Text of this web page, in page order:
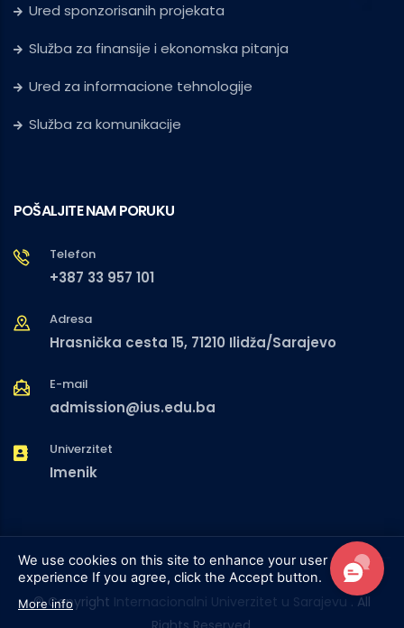
Ured sponzorisanih projekata
Služba za finansije i ekonomska pitanja
Ured za informacione tehnologije
Služba za komunikacije
POŠALJITE NAM PORUKU
Telefon
+387 33 957 101
Adresa
Hrasnička cesta 15, 71210 Ilidža/Sarajevo
E-mail
admission@ius.edu.ba
Univerzitet
Imenik
© Copyright Internacionalni Univerzitet u Sarajevu . All
We use cookies on this site to enhance your user
experience If you agree, click the Accept button.
More info